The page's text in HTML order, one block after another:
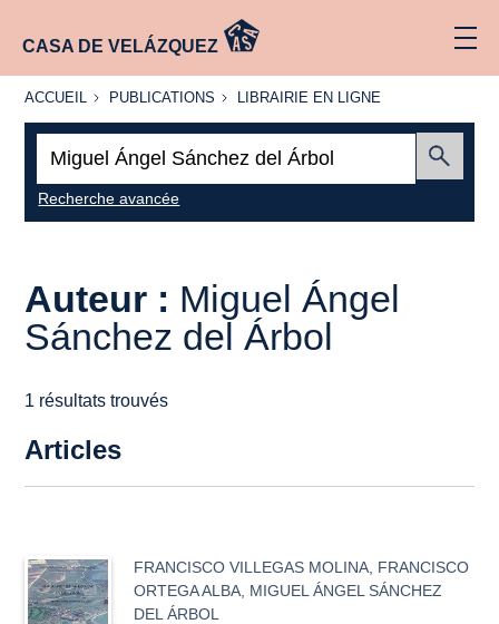
CASA DE VELÁZQUEZ
ACCUEIL
ACCUEIL PUBLICATIONS
PUBLICATIONS
LIBRAIRIE
LIBRAIRIE EN LIGNE
Recherche avancée
Auteur : Miguel Ángel
Sánchez del Árbol
1 résultats trouvés
Articles
FRANCISCO VILLEGAS MOLINA FRANCISCO
ORTEGA ALBA MIGUEL ÁNGEL SÁNCHEZ
DEL ÁRBOL